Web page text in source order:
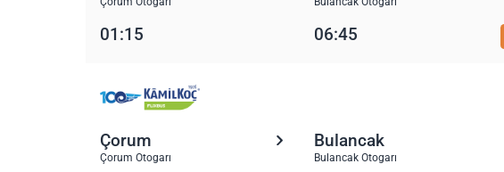
01:15 06:45
Çorum
Çorum Otogarı
Bulancak
Bulancak Otogarı